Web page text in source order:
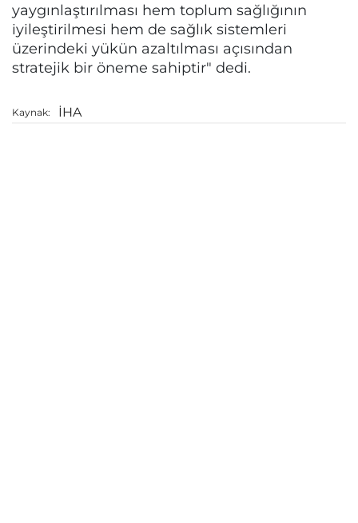
yaygınlaştırılması hem toplum sağlığının
iyileştirilmesi hem de sağlık sistemleri
üzerindeki yükün azaltılması açısından
stratejik bir öneme sahiptir" dedi.
Kaynak: İHA